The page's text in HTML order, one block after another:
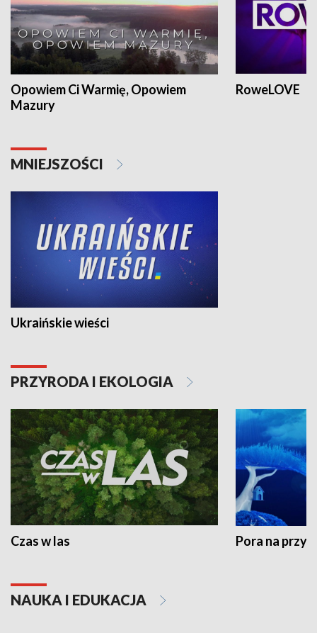
Opowiem Ci Warmię, Opowiem
Mazury
RoweLOVE
MNIEJSZOŚCI
Ukraińskie wieści
PRZYRODA I EKOLOGIA
Czas w las Pora na
NAUKA I EDUKACJA